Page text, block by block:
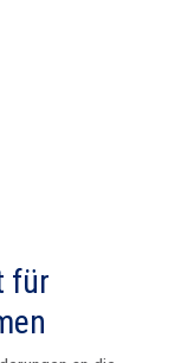
für